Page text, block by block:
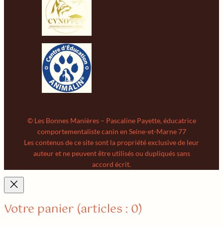
© Les Bonnes Manières – Pascaline Payette, éducatrice
comportementaliste canin en Seine-et-Marne 77
Les contenus de ce site sont la propriété exclusive de leur
auteur et ne peuvent être utilisés ou dupliqués sans
accord écrit.
Votre panier (articles : 0)